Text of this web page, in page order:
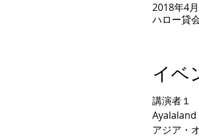
2018年4
ハロー貸
イベ
講演者１
アジア・